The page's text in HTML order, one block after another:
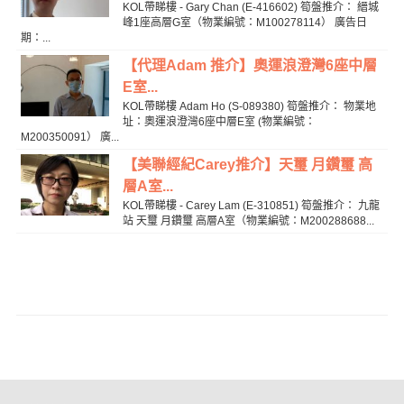
KOL帶睇樓 - Gary Chan (E-416602) 筍盤推介： 縉城
峰1座高層G室（物業編號：M100278114） 廣告日
期：...
【代理Adam 推介】奧運浪澄灣6座中層
E室...
KOL帶睇樓 Adam Ho (S-089380) 筍盤推介： 物業地
址：奧運浪澄灣6座中層E室 (物業編號：
M200350091） 廣...
【美聯經紀Carey推介】天璽 月鑽璽 高
層A室...
KOL帶睇樓 - Carey Lam (E-310851) 筍盤推介： 九龍
站 天璽 月鑽璽 高層A室（物業編號：M200288688...